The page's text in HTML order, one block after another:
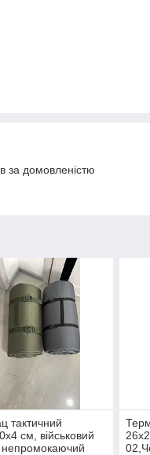
за домовленістю
тактичний
см, військовий
непромокаючий